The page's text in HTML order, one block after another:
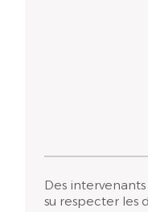
Des
su respecter les